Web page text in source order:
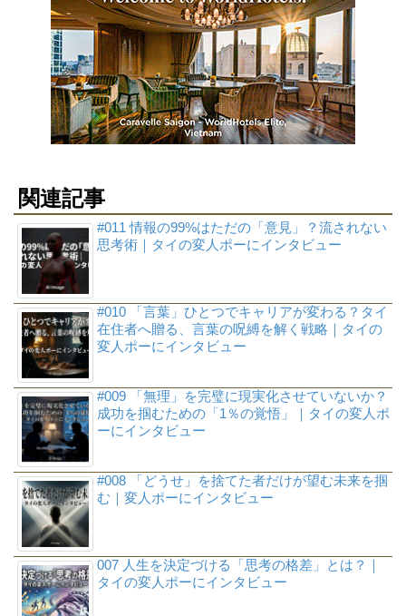
関連記事
#011 情報の99%はただの「意見」？流されない
思考術｜タイの変人ポーにインタビュー
#010 「言葉」ひとつでキャリアが変わる？タイ
在住者へ贈る、言葉の呪縛を解く戦略｜タイの
変人ポーにインタビュー
#009 「無理」を完璧に現実化させていないか？
成功を掴むための「1％の覚悟」｜タイの変人ポ
ーにインタビュー
#008 「どうせ」を捨てた者だけが望む未来を掴
む｜変人ポーにインタビュー
007 人生を決定づける「思考の格差」とは？｜
タイの変人ポーにインタビュー